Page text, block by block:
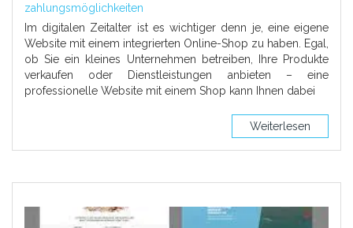
zahlungsmöglichkeiten
Im digitalen Zeitalter ist es wichtiger denn je, eine eigene
Website mit einem integrierten Online-Shop zu haben. Egal,
ob Sie ein kleines Unternehmen betreiben, Ihre Produkte
verkaufen oder Dienstleistungen anbieten – eine
professionelle Website mit einem Shop kann Ihnen dabei
Weiterlesen